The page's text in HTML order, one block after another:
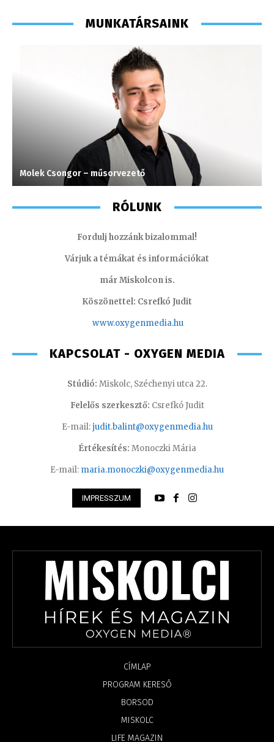
MUNKATÁRSAINK
Molek Csongor – műsorvezető
RÓLUNK
Fordulj hozzánk bizalommal!
Várjuk a témákat és információkat
már Miskolcon is.
Köszönettel: Csrefkó Judit
www.oxygenmedia.hu
KAPCSOLAT - OXYGEN MEDIA
Stúdió: Miskolc, Széchenyi utca 22.
Felelős szerkesztő: Csrefkó Judit
E-mail:judit.balint@oxygenmedia.hu
Értékesítés: Monoczki Mária
E-mail: maria.monoczki@oxygenmedia.hu
IMPRESSZUM
CÍMLAP
PROGRAM KERESŐ
BORSOD
MISKOLC
LIFE MAGAZIN